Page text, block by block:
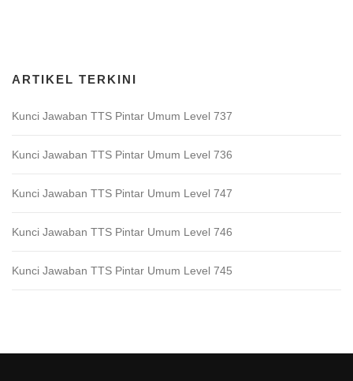
ARTIKEL TERKINI
Kunci Jawaban TTS Pintar Umum Level 737
Kunci Jawaban TTS Pintar Umum Level 736
Kunci Jawaban TTS Pintar Umum Level 747
Kunci Jawaban TTS Pintar Umum Level 746
Kunci Jawaban TTS Pintar Umum Level 745